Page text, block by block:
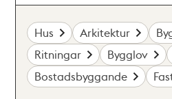
Hus Arkitektur
Ritningar
Bygglov
Bostadsbyggande